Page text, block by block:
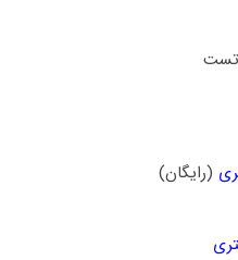
تست
(رایگان)